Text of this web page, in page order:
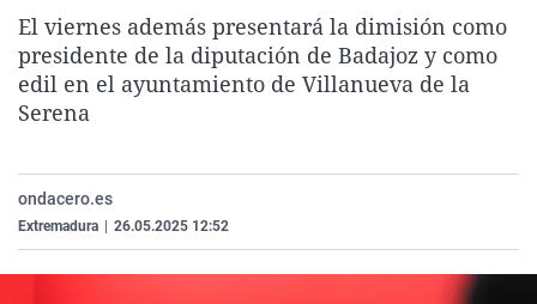
La rosa de los vientos
Gente viajera
Caso
Retornados
Extremadura
Galicia
Virales
Televisión
El viernes además presentará la dimisión como
presidente de la diputación de Badajoz y como
edil en el ayuntamiento de Villanueva de la
Serena
ondacero.es
Extremadura 26.05.2025 12:52